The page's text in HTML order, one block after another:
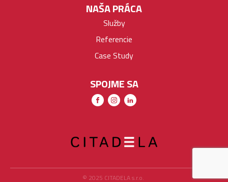
NAŠA PRÁCA
Služby
Referencie
Case Study
SPOJME SA
© 2025 CITADELA s.r.o.